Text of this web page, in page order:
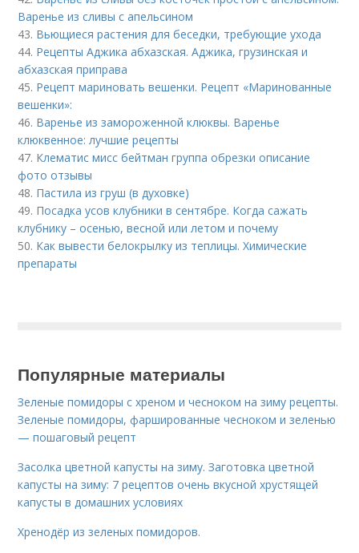
Варенье из сливы с апельсином
43. Вьющиеся растения для беседки, требующие ухода
44. Рецепты Аджика абхазская. Аджика, грузинская и
абхазская приправа
45. Рецепт мариновать вешенки. Рецепт «Маринованные
вешенки»:
46. Варенье из замороженной клюквы. Варенье
клюквенное: лучшие рецепты
47. Клематис мисс бейтман группа обрезки описание
фото отзывы
48. Пастила из груш (в духовке)
49. Посадка усов клубники в сентябре. Когда сажать
клубнику – осенью, весной или летом и почему
50. Как вывести белокрылку из теплицы. Химические
препараты
Популярные материалы
Зеленые помидоры с хреном и чесноком на зиму рецепты.
Зеленые помидоры, фаршированные чесноком и зеленью
— пошаговый рецепт
Засолка цветной капусты на зиму. Заготовка цветной
капусты на зиму: 7 рецептов очень вкусной хрустящей
капусты в домашних условиях
Хренодёр из зеленых помидоров.